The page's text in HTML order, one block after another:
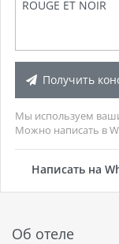
Получить
Мы используем
Можно написать в
Написать на
Об отеле